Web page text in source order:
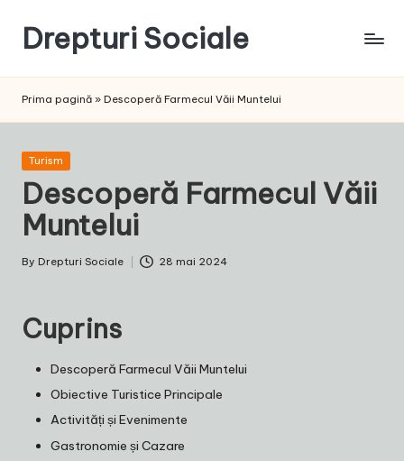
content
Drepturi Sociale
Sociale:
Ta,
Schimbarea
Noastră!
Prima pagină » Descoperă Farmecul Văii Muntelui
Posted
Turism
Descoperă Farmecul Văii
Muntelui
Posted
By Drepturi Sociale 28 mai 2024
Cuprins
Descoperă Farmecul Văii Muntelui
Obiective Turistice Principale
Activități și Evenimente
Gastronomie și Cazare